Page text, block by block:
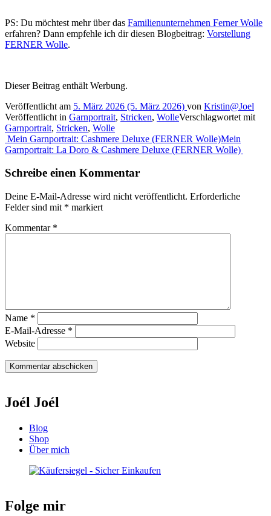
PS: Du möchtest mehr über das Familienunternehmen Ferner Wolle
erfahren? Dann empfehle ich dir diesen Blogbeitrag: Vorstellung
FERNER Wolle.
Dieser Beitrag enthält Werbung.
Veröffentlicht am 5. März 2026 (5. März 2026) von Kristin@Joel
Veröffentlicht in Garnportrait, Stricken, WolleVerschlagwortet mit
Garnportrait, Stricken, Wolle
Beitragsnavigation
Mein Garnportrait: Cashmere Deluxe (FERNER Wolle)Mein
Garnportrait: La Doro & Cashmere Deluxe (FERNER Wolle)
Schreibe einen Kommentar
Deine E-Mail-Adresse wird nicht veröffentlicht. Erforderliche
Felder sind mit * markiert
Kommentar *
Name *
E-Mail-Adresse *
Website
Joél Joél
Blog
Shop
Über mich
Folge mir